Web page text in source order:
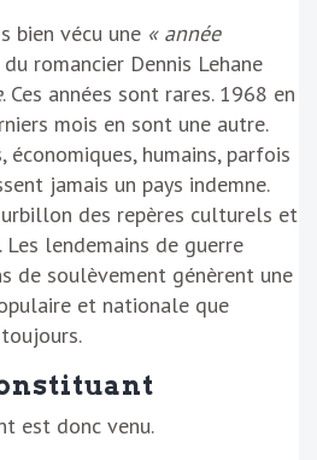
bien vécu une « année
du romancier Dennis Lehane
. Ces années sont rares. 1968 en
mois en sont une autre.
humains, parfois
jamais un pays indemne.
des repères culturels et
Les lendemains de guerre
de soulèvement génèrent une
et nationale que
toujours.
est donc venu.